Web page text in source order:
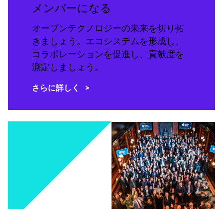
メンバーになる
オープンテクノロジーの未来を切り拓
きましょう。エコシステムを形成し、
コラボレーションを促進し、貢献度を
測定しましょう。
さらに詳しく